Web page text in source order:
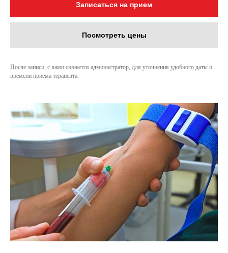
Записаться на прием
Посмотреть цены
После записи, с вами свяжется администратор, для уточнения удобного даты и
времени приема терапевта.